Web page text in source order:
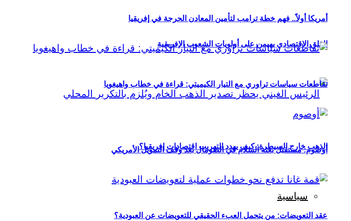
القلق الاقتصادي يهيمن على أولويات الشعوب الإفريقية
الذهب خارج السيطرة: كيف يهدد التهريب اقتصادات إفريقيا؟
سياسية
أمريكا أولاً.. فهم خطة ترامب لتأمين المعادن الحرجة في إفريقيا
تقاطعات سياسات تراوري مع التيار الكيميتي: قراءة في خطاب واهيغويا
أوصوم: مستقبل بعثة السلام في الصومال بعد وقف التمويل الأمريكي
عقد التعويضات: من يتحمل العبء الحقيقي للتعويضات عن العبودية؟